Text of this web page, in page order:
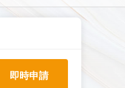
即時申請